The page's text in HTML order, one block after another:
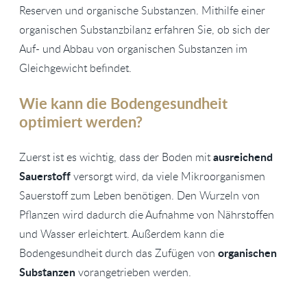
Reserven und organische Substanzen. Mithilfe einer
organischen Substanzbilanz erfahren Sie, ob sich der
Auf- und Abbau von organischen Substanzen im
Gleichgewicht befindet.
Wie kann die Bodengesundheit
optimiert werden?
Zuerst ist es wichtig, dass der Boden mitausreichend
Sauerstoffversorgt wird, da viele Mikroorganismen
Sauerstoff zum Leben benötigen. Den Wurzeln von
Pflanzen wird dadurch die Aufnahme von Nährstoffen
und Wasser erleichtert. Außerdem kann die
Bodengesundheit durch das Zufügen von organischen
Substanzenvorangetrieben werden.